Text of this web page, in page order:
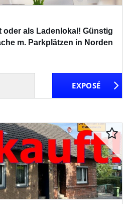
als Ladenlokal! Günstig
m. Parkplätzen in Norden